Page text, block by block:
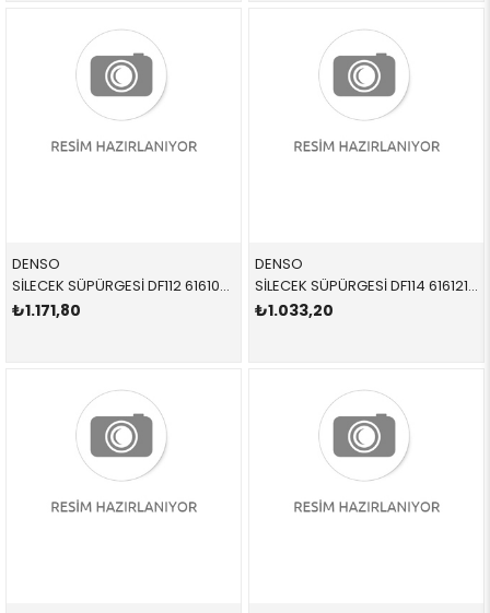
DENSO
SİLECEK SÜPÜRGESİ DF112 61610034739 61610034739 E70 TAKIM ÖN 2011-2018
₺1.171,80
DENSO
SİLECEK SÜPÜRGESİ DF114 61612183576 61612183576 F25 TAKIM ÖN-FLAT 2013-
₺1.033,20